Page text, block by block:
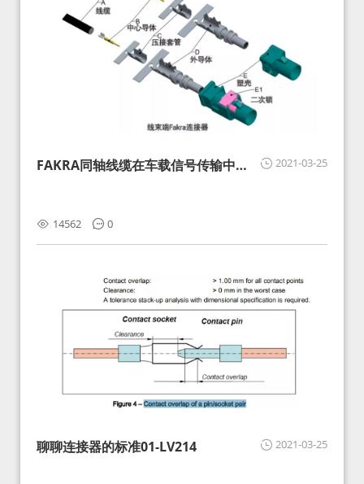
2021-03-25
FAKRA同轴线缆在车载信号传输中的
14562 0
2021-03-25
聊聊连接器的标准01-LV214